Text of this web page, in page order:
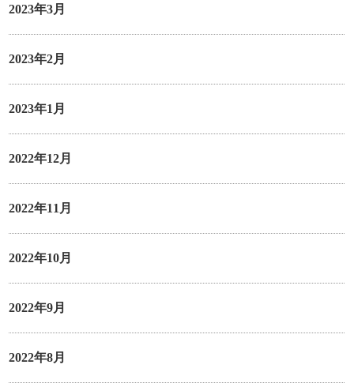
2023年3月
2023年2月
2023年1月
2022年12月
2022年11月
2022年10月
2022年9月
2022年8月